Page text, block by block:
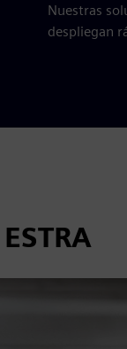
Nuestras
despliegan